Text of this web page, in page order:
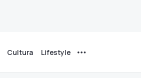
Cultura Lifestyle